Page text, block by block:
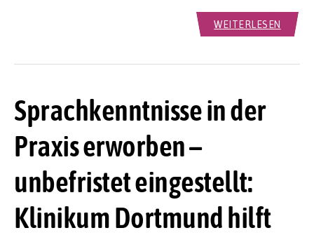
WEITERLESEN
Sprachkenntnisse in der
Praxis erworben –
unbefristet eingestellt:
Klinikum Dortmund hilft